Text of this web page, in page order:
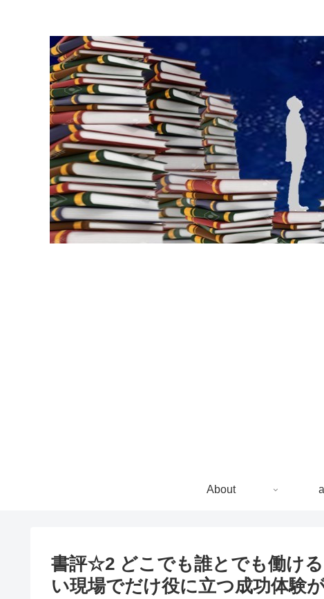
About
書評☆2 どこでも誰とでも働け
い現場でだけ役に立つ成功体験